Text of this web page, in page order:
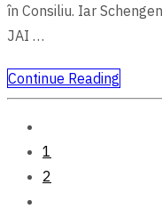
în Consiliu. Iar
JAI …
Continue Reading
1
2